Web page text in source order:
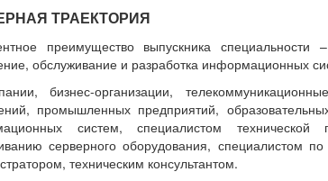
ТРАЕКТОРИЯ
преимущество выпускника
обслуживание и разработка информационных
бизнес-организации,
промышленных предприятий,
систем, специалистом
серверного оборудования, специалистом
техническим консультантом.